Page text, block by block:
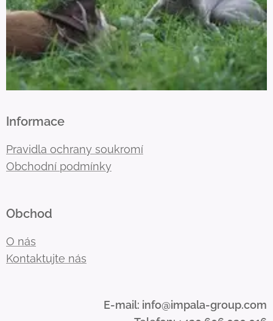
Informace
Pravidla ochrany soukromí
Obchodní podmínky
Obchod
O nás
Kontaktujte nás
E-mail: info@impala-group.com